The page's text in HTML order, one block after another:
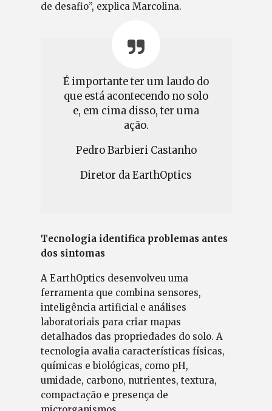
de desafio”, explica Marcolina.
É importante ter um laudo do
que está acontecendo no solo
e, em cima disso, ter uma
ação.
Pedro Barbieri Castanho
Diretor da EarthOptics
Tecnologia identifica problemas antes
dos sintomas
A EarthOptics desenvolveu uma
ferramenta que combina sensores,
inteligência artificial e análises
laboratoriais para criar mapas
detalhados das propriedades do solo. A
tecnologia avalia características físicas,
químicas e biológicas, como pH,
umidade, carbono, nutrientes, textura,
compactação e presença de